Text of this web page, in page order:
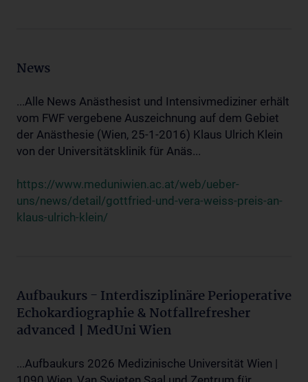
News
...Alle News Anästhesist und Intensivmediziner erhält
vom FWF vergebene Auszeichnung auf dem Gebiet
der Anästhesie (Wien, 25-1-2016) Klaus Ulrich Klein
von der Universitätsklinik für Anäs...
https://www.meduniwien.ac.at/web/ueber-
uns/news/detail/gottfried-und-vera-weiss-preis-an-
klaus-ulrich-klein/
Aufbaukurs - Interdisziplinäre Perioperative
Echokardiographie & Notfallrefresher
advanced | MedUni Wien
...Aufbaukurs 2026 Medizinische Universität Wien |